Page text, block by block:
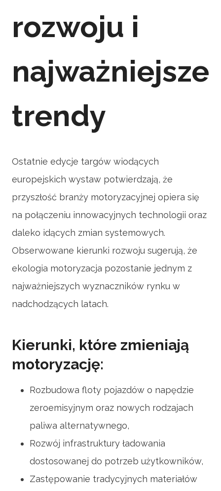
rozwoju i
najważniejsze
trendy
Ostatnie edycje targów wiodących
europejskich wystaw potwierdzają, że
przyszłość branży motoryzacyjnej opiera się
na połączeniu innowacyjnych technologii oraz
daleko idących zmian systemowych.
Obserwowane kierunki rozwoju sugerują, że
ekologia motoryzacja pozostanie jednym z
najważniejszych wyznaczników rynku w
nadchodzących latach.
Kierunki, które zmieniają
motoryzację:
Rozbudowa floty pojazdów o napędzie
zeroemisyjnym oraz nowych rodzajach
paliwa alternatywnego,
Rozwój infrastruktury ładowania
dostosowanej do potrzeb użytkowników,
Zastępowanie tradycyjnych materiałów